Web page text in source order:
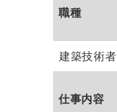
職種
建築技術者
仕事内容